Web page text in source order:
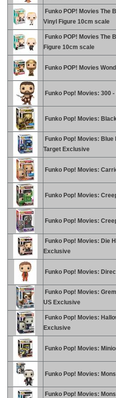
Funko POP! Movies The
Vinyl Figure 10cm scale
Funko POP! Movies The
Figure 10cm scale
Funko POP! Movies
Funko Pop! Movies: 300
Funko Pop! Movies:
Funko Pop! Movies:
Target Exclusive
Funko Pop! Movies:
Funko Pop! Movies:
Funko Pop! Movies:
Funko Pop! Movies: Die
Exclusive
Funko Pop! Movies:
Funko Pop! Movies:
US Exclusive
Funko Pop! Movies:
Exclusive
Funko Pop! Movies:
Funko Pop! Movies:
Funko Pop! Movies: